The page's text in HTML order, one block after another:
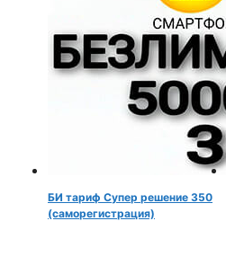
БИ тариф Супер решение 350
(саморегистрация)